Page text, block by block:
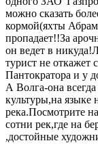
можно сказать
кормой(яхты
пропадает!!За
он ведет в
турист не откажет
Пантократора и у
А Волга-она
культуры,на языке
река.Посмотрите
сотни рек,где на
,достойные